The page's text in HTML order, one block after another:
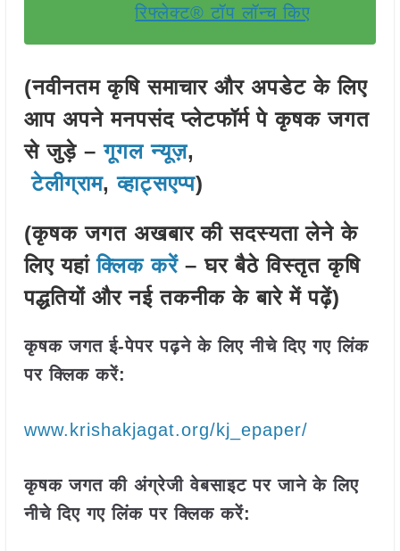
रिफ्लेक्ट® टॉप लॉन्च किए
(नवीनतम कृषि समाचार और अपडेट के लिए
आप अपने मनपसंद प्लेटफॉर्म पे कृषक जगत
से जुड़े – गूगल न्यूज़,
टेलीग्राम,व्हाट्सएप्प)
(कृषक जगत अखबार की सदस्यता लेने के
लिए यहांक्लिक करें– घर बैठे विस्तृत कृषि
पद्धतियों और नई तकनीक के बारे में पढ़ें)
कृषक जगत ई-पेपर पढ़ने के लिए नीचे दिए गए लिंक
पर क्लिक करें:
www.krishakjagat.org/kj_epaper/
कृषक जगत की अंग्रेजी वेबसाइट पर जाने के लिए
नीचे दिए गए लिंक पर क्लिक करें: